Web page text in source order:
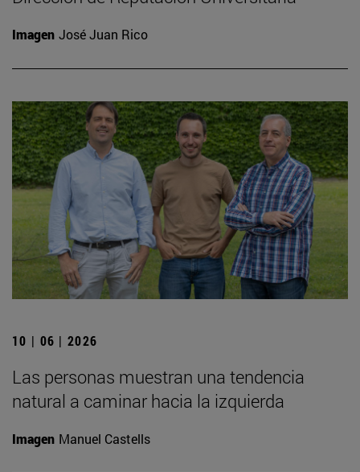
Imagen José Juan Rico
10 | 06 | 2026
Las personas muestran una tendencia
natural a caminar hacia la izquierda
Imagen Manuel Castells